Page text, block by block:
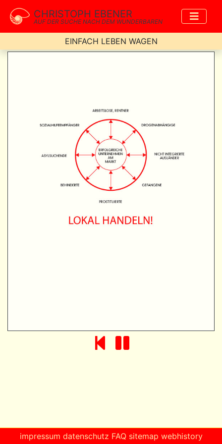
CHRISTOPH EBENER
AUF DER SUCHE NACH DEM WUNDERBAREN
EINFACH LEBEN WAGEN
impressum datenschutz FAQ sitemap webhistory